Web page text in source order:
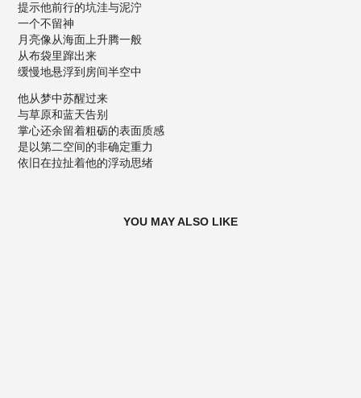
提示他前行的坑洼与泥泞
一个不留神
月亮像从海面上升腾一般
从布袋里蹿出来
缓慢地悬浮到房间半空中
他从梦中苏醒过来
与草原和蓝天告别
掌心还余留着粗砺的表面质感
是以第二空间的非确定重力
依旧在拉扯着他的浮动思绪
YOU MAY ALSO LIKE